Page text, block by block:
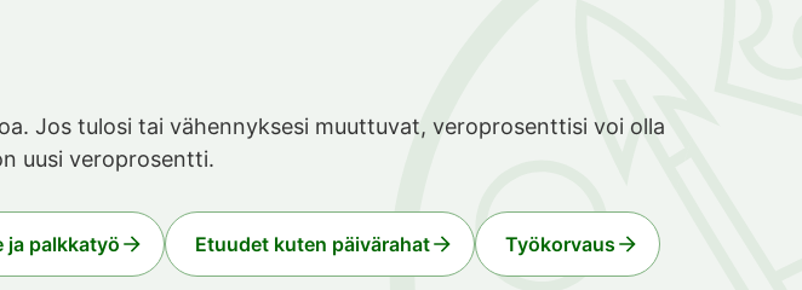
Jos tulosi tai vähennyksesi muuttuvat, veroprosenttisi voi olla
uusi veroprosentti.
ja palkkatyö Etuudet kuten päivärahat Työkorvaus